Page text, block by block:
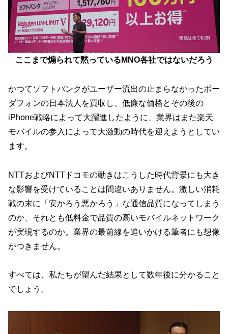
ここまで煽られて黙っているMNO各社ではないだろう
かつてソフトバンクがユーザー流出の止まらなかったボー
ダフォンの日本法人を買収し、低廉な価格とその後の
iPhone戦略によって大躍進したように、業界はまた楽天
モバイルの参入によって大激動の時代を迎えようとしてい
ます。
NTTおよびNTTドコモの動きはこうした時代背景にも大き
な影響を受けていることは間違いありません。激しい消耗
戦の末に「安かろう悪かろう」な通信品質になってしまう
のか、それとも低料金で品質の高いモバイルネットワーク
が実現するのか。業界の最前線を追いかける筆者にも想像
がつきません。
すべては、私たちが望んだ結果として数年後に分かること
でしょう。